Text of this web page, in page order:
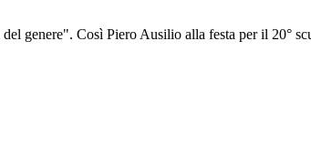
genere". Così Piero Ausilio alla festa per il 20°